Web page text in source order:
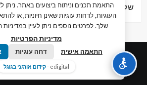
של העסק
© כל הזכויות שמורות חדשות המאה ה-21
אלימלך דיגיטל.
התאמת תכנים וניתוח ביצועים באתר. ניתן
העוגיות, לדחות עוגיות שאינן חיוניות, או
שלך. לפרטים נוספים ניתן לעיין במדיניות
מדיניות הפרטיות
התאמה אישית דחה עוגיות
edigital - קידום אורגני בגוגל